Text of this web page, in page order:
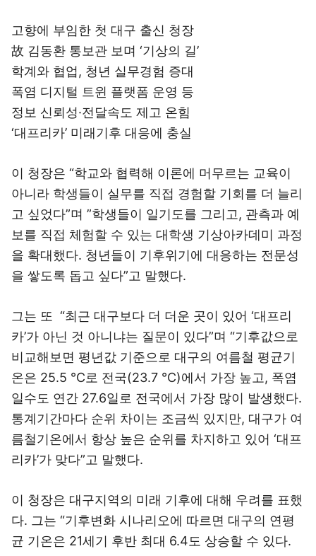
고향에 부임한 첫 대구 출신 청장
故 김동환 통보관 보며 ‘기상의 길’
학계와 협업, 청년 실무경험 증대
폭염 디지털 트윈 플랫폼 운영 등
정보 신뢰성·전달속도 제고 온힘
‘대프리카’ 미래기후 대응에 충실
이 청장은 “학교와 협력해 이론에 머무르는 교육이
아니라 학생들이 실무를 직접 경험할 기회를 더 늘리
고 싶었다”며 ”학생들이 일기도를 그리고, 관측과 예
보를 직접 체험할 수 있는 대학생 기상아카데미 과정
을 확대했다. 청년들이 기후위기에 대응하는 전문성
을 쌓도록 돕고 싶다”고 말했다.
그는 또 “최근 대구보다 더 더운 곳이 있어 ‘대프리
카’가 아닌 것 아니냐는 질문이 있다”며 “기후값으로
비교해보면 평년값 기준으로 대구의 여름철 평균기
온은 25.5 ℃로 전국(23.7 ℃)에서 가장 높고, 폭염
일수도 연간 27.6일로 전국에서 가장 많이 발생했다.
통계기간마다 순위 차이는 조금씩 있지만, 대구가 여
름철기온에서 항상 높은 순위를 차지하고 있어 ‘대프
리카’가 맞다”고 말했다.
이 청장은 대구지역의 미래 기후에 대해 우려를 표했
다. 그는 “기후변화 시나리오에 따르면 대구의 연평
균 기온은 21세기 후반 최대 6.4도 상승할 수 있다.